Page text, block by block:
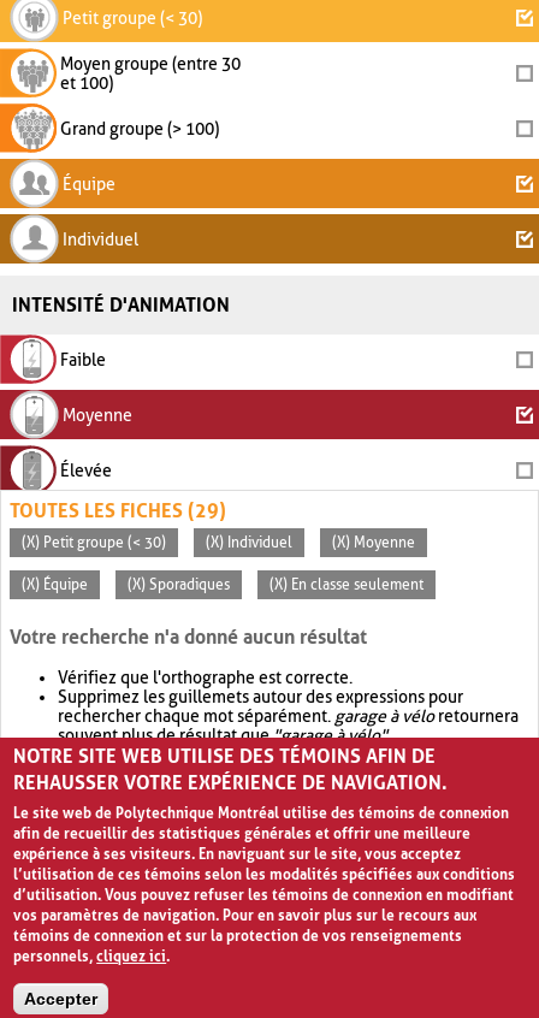
Petit groupe (< 30)
Moyen groupe (entre 30
et 100)
Grand groupe (> 100)
Équipe
Individuel
INTENSITÉ D'ANIMATION
Faible
Moyenne
Élevée
TOUTES LES FICHES (29)
(X) Petit groupe (< 30) (X) Individuel (X) Moyenne
(X) Équipe (X) Sporadiques (X) En classe seulement
Votre recherche n'a donné aucun résultat
Vérifiez que l'orthographe est correcte.
Supprimez les guillemets autour des expressions pour
rechercher chaque mot séparément. garage à véloretournera
souvent plus de résultat que"garage à vélo".
Envisagez d'élargir votre recherche avec OR.garage OR vélo
retournera souvent plus de résultat quegarage à vélo
NOTRE SITE WEB UTILISE DES TÉMOINS AFIN DE
REHAUSSER VOTRE EXPÉRIENCE DE NAVIGATION.
Le site web de Polytechnique Montréal utilise des témoins de connexion
afin de recueillir des statistiques générales et offrir une meilleure
expérience à ses visiteurs. En naviguant sur le site, vous acceptez
l’utilisation de ces témoins selon les modalités spécifiées aux conditions
d’utilisation. Vous pouvez refuser les témoins de connexion en modifiant
vos paramètres de navigation. Pour en savoir plus sur le recours aux
témoins de connexion et sur la protection de vos renseignements
personnels,cliquez ici.
Accepter